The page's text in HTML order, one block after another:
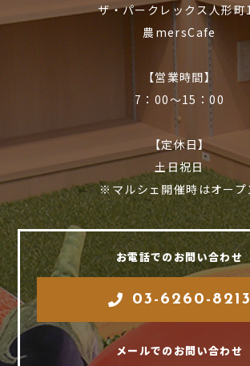
ザ・パークレックス人形町
農mersCafe
【営業時間】
7：00〜15：00
【定休日】
土日祝日
※マルシェ開催時はオープ
お電話でのお問い合わせ
03-6260-8213
メールでのお問い合わせ